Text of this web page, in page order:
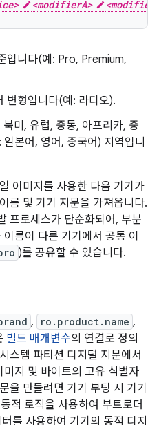
<modifierA>
입니다(예: Pro, Premium,
변형입니다(예: 라디오).
미, 유럽, 중동, 아프리카, 중
본어, 영어, 중국어) 지역입니
이미지를 사용한 다음 기기가
름 및 기기 지문을 가져옵니다.
프로세스가 단순화되어, 부분
름이 다른 기기에서 공통 이
)를 공유할 수 있습니다.
, ro.product.name ,
빌드 매개변수의 연결로 정의
스템 파티션 디지털 지문에서
지 및 바이트의 고유 식별자
을 만들려면 기기 부팅 시 기기
적 로직을 사용하여 부트로더
를 사용하여 기기의 동적 디지